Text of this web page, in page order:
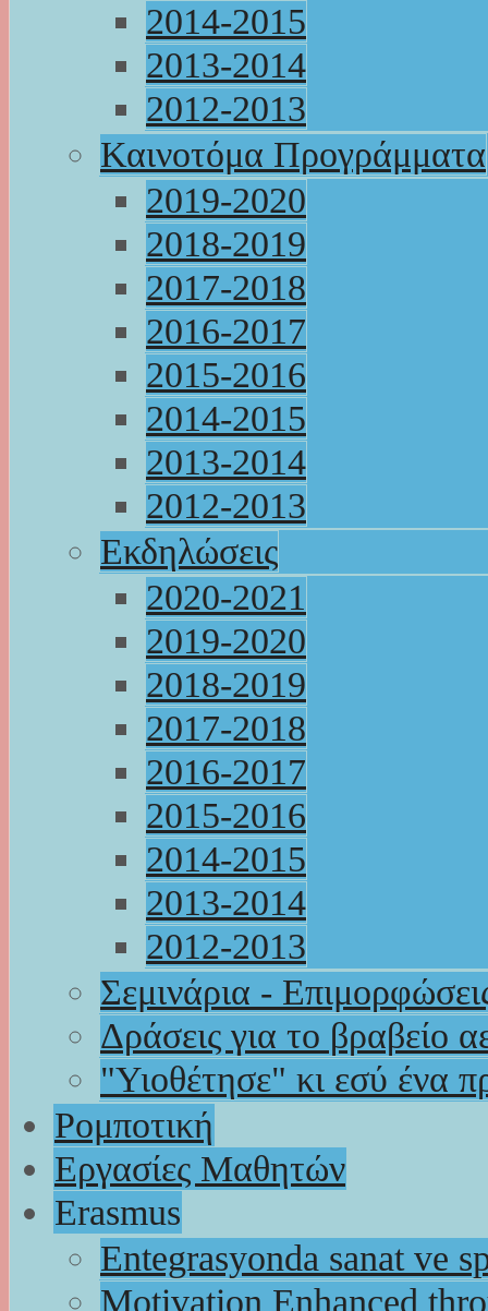
2014-2015
2013-2014
2012-2013
Καινοτόμα Προγράμματα
2019-2020
2018-2019
2017-2018
2016-2017
2015-2016
2014-2015
2013-2014
2012-2013
Εκδηλώσεις
2020-2021
2019-2020
2018-2019
2017-2018
2016-2017
2015-2016
2014-2015
2013-2014
2012-2013
Σεμινάρια -
Δράσεις για το βραβείο
"Υιοθέτησε" κι εσύ ένα
Ρομποτική
Εργασίες Μαθητών
Erasmus
Entegrasyonda sanat ve
Motivation Enhanced